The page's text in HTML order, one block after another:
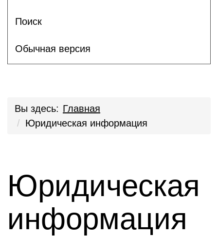
Поиск
Обычная версия
Вы здесь: Главная
Юридическая информация
Юридическая
информация